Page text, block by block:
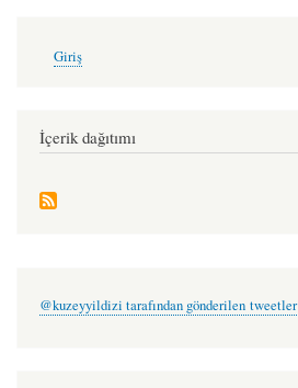
fotoğrafını
çekiyor
akdeniz
account
Giriş
İçerik dağıtımı
@kuzeyyildizi tarafından gönderilen tweetler